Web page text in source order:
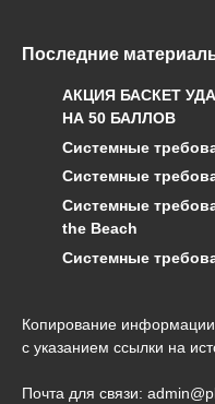
Последние
АКЦИЯ БАСКЕТ
НА 50 БАЛЛОВ
Системные
Системные
Системные
the Beach
Системные
Копирование информации
с указанием ссылки на
Почта для связи: